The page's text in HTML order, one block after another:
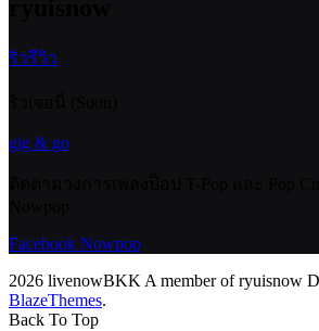
ริวรีวิว
gig & go
Facebook Nowpop
2026 livenowBKK A member of ryuisnow
BlazeThemes.
Back To Top